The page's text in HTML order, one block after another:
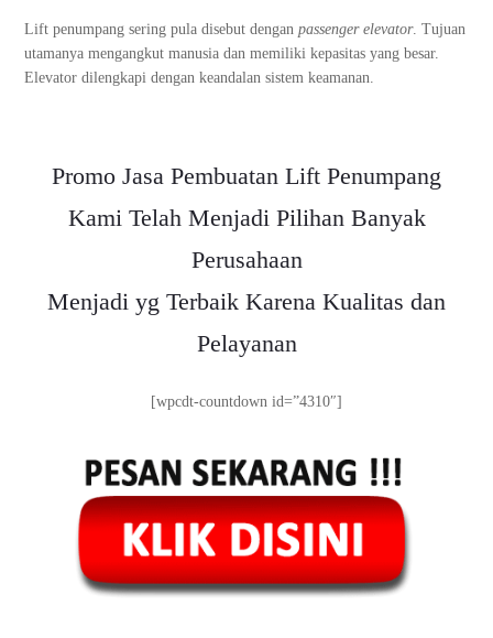
Lift penumpang sering pula disebut denganpassenger elevator. Tujuan
utamanya mengangkut manusia dan memiliki kepasitas yang besar.
Elevator dilengkapi dengan keandalan sistem keamanan.
Promo Jasa Pembuatan Lift Penumpang
Kami Telah Menjadi Pilihan Banyak
Perusahaan
Menjadi yg Terbaik Karena Kualitas dan
Pelayanan
[wpcdt-countdown id=”4310″]